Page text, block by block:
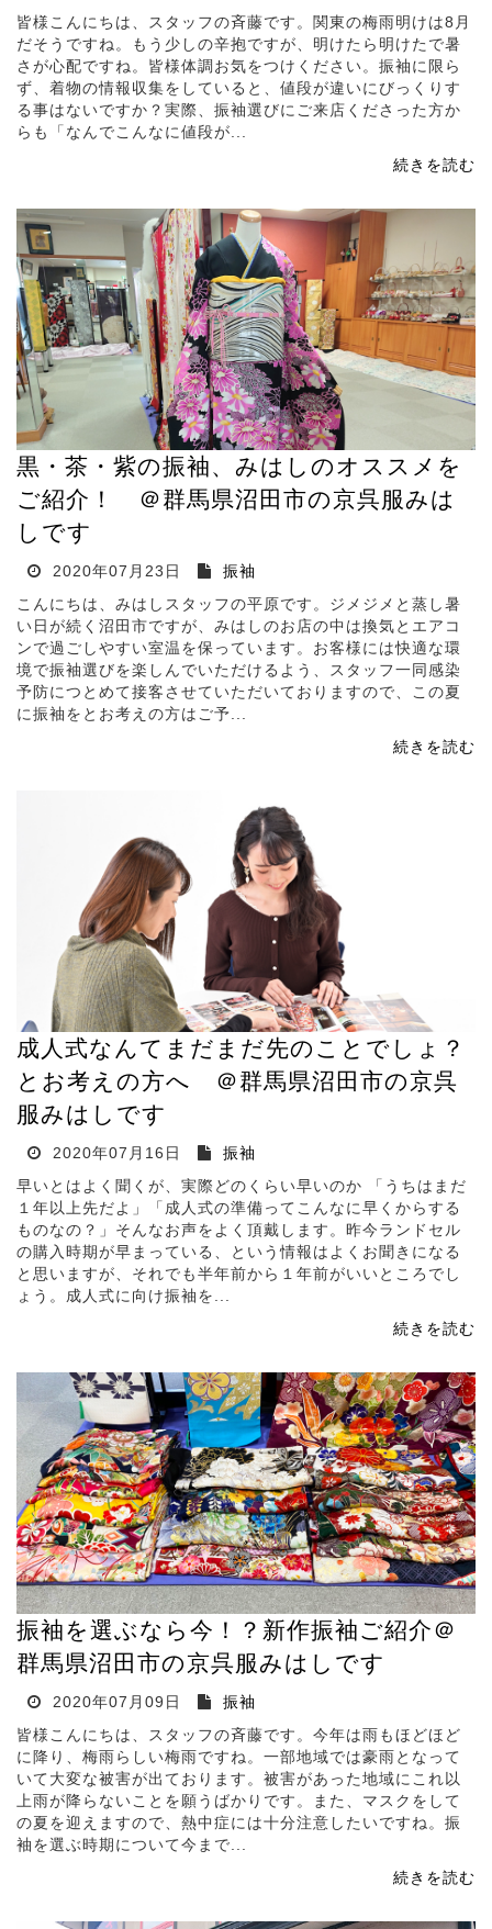
皆様こんにちは、スタッフの斉藤です。関東の梅雨明けは8月
だそうですね。もう少しの辛抱ですが、明けたら明けたで暑
さが心配ですね。皆様体調お気をつけください。振袖に限ら
ず、着物の情報収集をしていると、値段が違いにびっくりす
る事はないですか？実際、振袖選びにご来店くださった方か
らも「なんでこんなに値段が...
続きを読む
黒・茶・紫の振袖、みはしのオススメを
ご紹介！ ＠群馬県沼田市の京呉服みは
しです
2020年07月23日
振袖
こんにちは、みはしスタッフの平原です。ジメジメと蒸し暑
い日が続く沼田市ですが、みはしのお店の中は換気とエアコ
ンで過ごしやすい室温を保っています。お客様には快適な環
境で振袖選びを楽しんでいただけるよう、スタッフ一同感染
予防につとめて接客させていただいておりますので、この夏
に振袖をとお考えの方はご予...
続きを読む
成人式なんてまだまだ先のことでしょ？
とお考えの方へ ＠群馬県沼田市の京呉
服みはしです
2020年07月16日
振袖
早いとはよく聞くが、実際どのくらい早いのか 「うちはまだ
１年以上先だよ」「成人式の準備ってこんなに早くからする
ものなの？」そんなお声をよく頂戴します。昨今ランドセル
の購入時期が早まっている、という情報はよくお聞きになる
と思いますが、それでも半年前から１年前がいいところでし
ょう。成人式に向け振袖を...
続きを読む
振袖を選ぶなら今！？新作振袖ご紹介＠
群馬県沼田市の京呉服みはしです
2020年07月09日
振袖
皆様こんにちは、スタッフの斉藤です。今年は雨もほどほど
に降り、梅雨らしい梅雨ですね。一部地域では豪雨となって
いて大変な被害が出ております。被害があった地域にこれ以
上雨が降らないことを願うばかりです。また、マスクをして
の夏を迎えますので、熱中症には十分注意したいですね。振
袖を選ぶ時期について今まで...
続きを読む